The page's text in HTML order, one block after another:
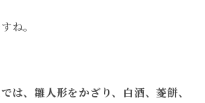
ね。
は、雛人形をかざり、白酒、菱餅、